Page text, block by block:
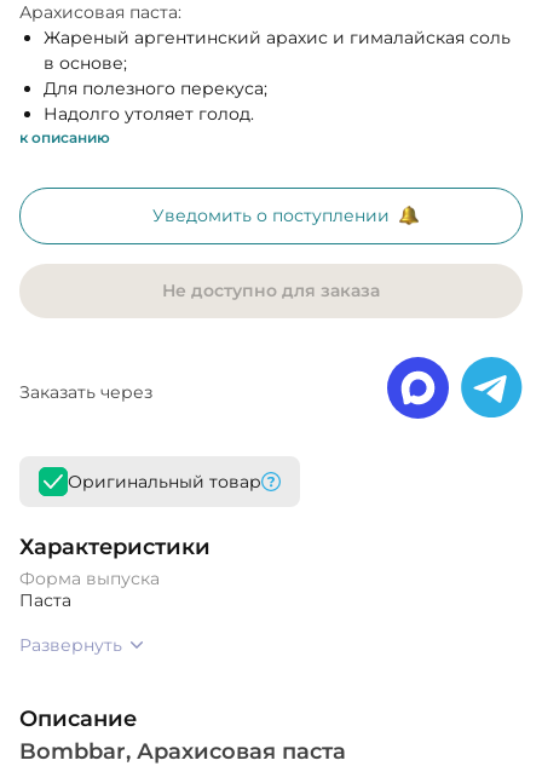
Арахисовая паста:
Жареный аргентинский арахис и гималайская соль
в основе;
Для полезного перекуса;
Надолго утоляет голод.
к описанию
Уведомить о поступлении
Не доступно для заказа
Заказать через
Оригинальный товар
Характеристики
Форма выпуска
Паста
Развернуть
Описание
Bombbar, Арахисовая паста